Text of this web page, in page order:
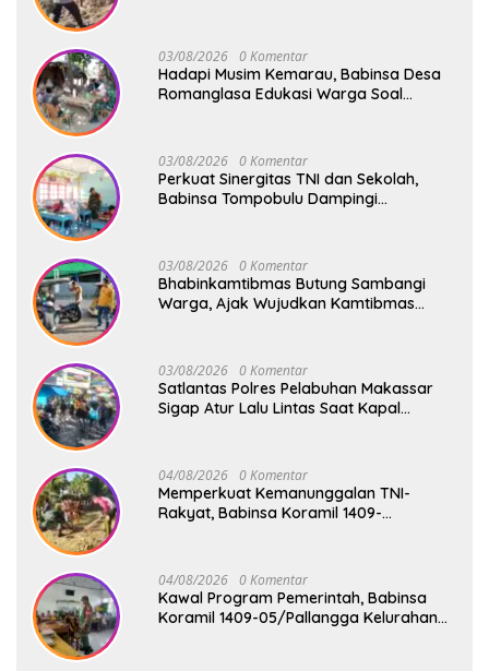
03/08/2026 0 Komentar
Hadapi Musim Kemarau, Babinsa Desa
Romanglasa Edukasi Warga Soal
03/08/2026 0 Komentar
Perkuat Sinergitas TNI dan Sekolah,
Babinsa Tompobulu Dampingi
03/08/2026 0 Komentar
Bhabinkamtibmas Butung Sambangi
Warga, Ajak Wujudkan Kamtibmas
03/08/2026 0 Komentar
Satlantas Polres Pelabuhan Makassar
Sigap Atur Lalu Lintas Saat Kapal
04/08/2026 0 Komentar
Memperkuat Kemanunggalan TNI-
Rakyat, Babinsa Koramil 1409-
04/08/2026 0 Komentar
Kawal Program Pemerintah, Babinsa
Koramil 1409-05/Pallangga Kelurahan